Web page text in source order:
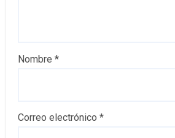
Nombre *
Correo electrónico *